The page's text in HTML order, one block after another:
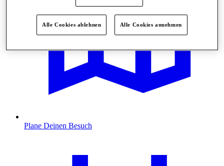
Plane Deinen Besuch
Alle Cookies ablehnen Alle Cookies annehmen